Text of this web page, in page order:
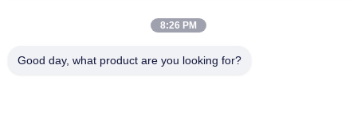
8:26 PM
Good day, what product are you looking for?